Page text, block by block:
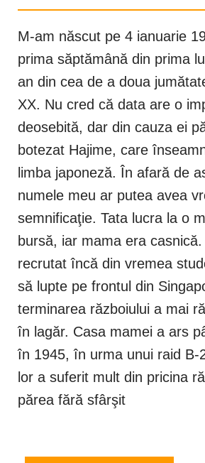
M-am născut pe 4 ianuarie
prima săptămână din prima
an din cea de a doua
XX. Nu cred că data are o
deosebită, dar din cauza ei
botezat Hajime, care
limba japoneză. În afară de
numele meu ar putea avea
semnificaţie. Tata lucra la o
bursă, iar mama era
recrutat încă din vremea
să lupte pe frontul din
terminarea războiului a mai
în lagăr. Casa mamei a ars
în 1945, în urma unui raid B-
lor a suferit mult din pricina
părea fără sfârşit